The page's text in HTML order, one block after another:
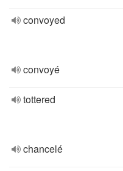
convoyed
convoyé
tottered
chancelé